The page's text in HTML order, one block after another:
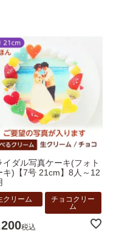
イダル写真ケーキ(フォト
キ)【7号 21cm】8人～12
クリーム
チョコクリー
ム
税込